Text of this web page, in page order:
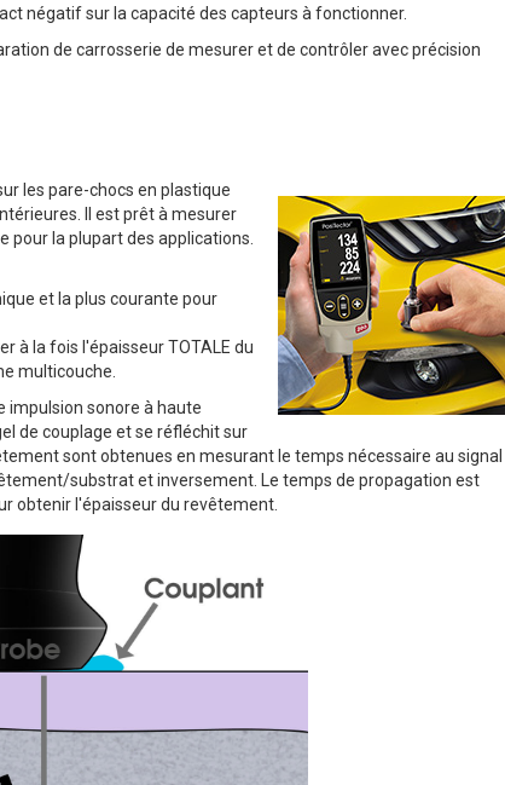
négatif sur la capacité des capteurs à fonctionner.
de carrosserie de mesurer et de contrôler avec précision
les pare-chocs en plastique
Il est prêt à mesurer
pour la plupart des applications.
et la plus courante pour
à la fois l'épaisseur TOTALE du
multicouche.
impulsion sonore à haute
de couplage et se réfléchit sur
sont obtenues en mesurant le temps nécessaire au signal
substrat et inversement. Le temps de propagation est
obtenir l'épaisseur du revêtement.